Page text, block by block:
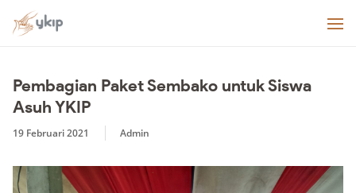
Pembagian Paket Sembako untuk Siswa
Asuh YKIP
19 Februari 2021 Admin